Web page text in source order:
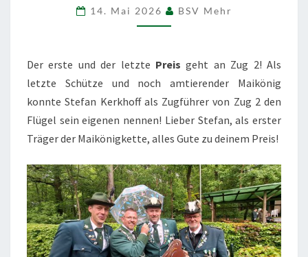
14. Mai 2026 BSV Mehr
Der erste und der letzte Preisgeht an Zug 2! Als
letzte Schütze und noch amtierender Maikönig
konnte Stefan Kerkhoff als Zugführer von Zug 2 den
Flügel sein eigenen nennen! Lieber Stefan, als erster
Träger der Maikönigkette, alles Gute zu deinem Preis!